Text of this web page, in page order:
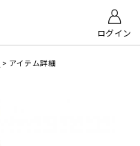
ログイン
> アイテム詳細